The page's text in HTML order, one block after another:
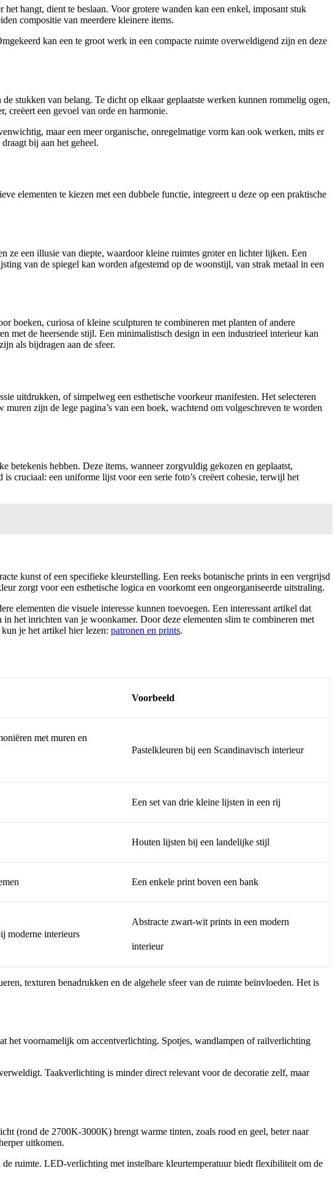
hangt, dient te beslaan. Voor grotere wanden kan een enkel, imposant stuk
compositie van meerdere kleinere items.
kan een te groot werk in een compacte ruimte overweldigend zijn en deze
stukken van belang. Te dicht op elkaar geplaatste werken kunnen rommelig ogen,
creëert een gevoel van orde en harmonie.
maar een meer organische, onregelmatige vorm kan ook werken, mits er
bij aan het geheel.
elementen te kiezen met een dubbele functie, integreert u deze op een praktische
ze een illusie van diepte, waardoor kleine ruimtes groter en lichter lijken. Een
van de spiegel kan worden afgestemd op de woonstijl, van strak metaal in een
boeken, curiosa of kleine sculpturen te combineren met planten of andere
met de heersende stijl. Een minimalistisch design in een industrieel interieur kan
als bijdragen aan de sfeer.
uitdrukken, of simpelweg een esthetische voorkeur manifesten. Het selecteren
zijn de lege pagina’s van een boek, wachtend om volgeschreven te worden
hebben. Deze items, wanneer zorgvuldig gekozen en geplaatst,
cruciaal: een uniforme lijst voor een serie foto’s creëert cohesie, terwijl het
kunst of een specifieke kleurstelling. Een reeks botanische prints in een vergrijsd
zorgt voor een esthetische logica en voorkomt een ongeorganiseerde uitstraling.
elementen die visuele interesse kunnen toevoegen. Een interessant artikel dat
het inrichten van je woonkamer. Door deze elementen slim te combineren met
je het artikel hier lezen: patronen en prints.
Voorbeeld
met muren en
Pastelkleuren bij een Scandinavisch interieur
Een set van drie kleine lijsten in een rij
Houten lijsten bij een landelijke stijl
Een enkele print boven een bank
moderne interieurs
Abstracte zwart-wit prints in een modern
interieur
texturen benadrukken en de algehele sfeer van de ruimte beïnvloeden. Het is
het voornamelijk om accentverlichting. Spotjes, wandlampen of railverlichting
Taakverlichting is minder direct relevant voor de decoratie zelf, maar
(rond de 2700K-3000K) brengt warme tinten, zoals rood en geel, beter naar
uitkomen.
ruimte. LED-verlichting met instelbare kleurtemperatuur biedt flexibiliteit om de